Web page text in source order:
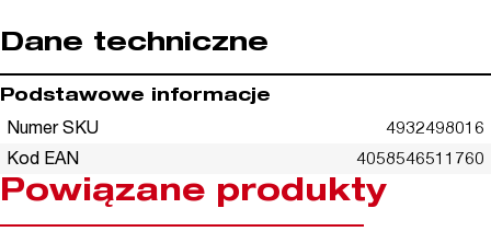
Dane techniczne
Podstawowe informacje
Numer SKU
4932498016
Kod EAN
4058546511760
Powiązane produkty